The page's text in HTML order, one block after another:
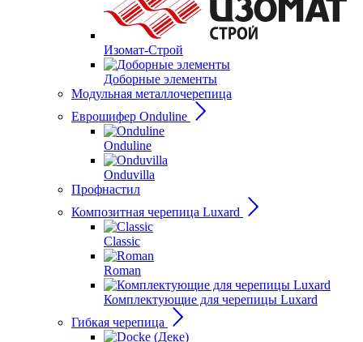
Изомат-Строй
Доборные элементы
Модульная металлочерепица
Еврошифер Onduline
Onduline
Onduvilla
Профнастил
Композитная черепица Luxard
Сlassic
Roman
Комплектующие для черепицы Luxard
Гибкая черепица